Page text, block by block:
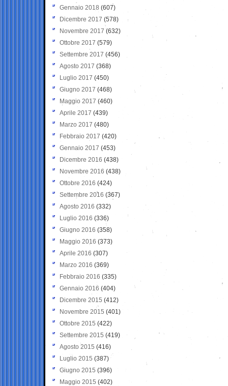
Gennaio 2018 (607)
Dicembre 2017 (578)
Novembre 2017 (632)
Ottobre 2017 (579)
Settembre 2017 (456)
Agosto 2017 (368)
Luglio 2017 (450)
Giugno 2017 (468)
Maggio 2017 (460)
Aprile 2017 (439)
Marzo 2017 (480)
Febbraio 2017 (420)
Gennaio 2017 (453)
Dicembre 2016 (438)
Novembre 2016 (438)
Ottobre 2016 (424)
Settembre 2016 (367)
Agosto 2016 (332)
Luglio 2016 (336)
Giugno 2016 (358)
Maggio 2016 (373)
Aprile 2016 (307)
Marzo 2016 (369)
Febbraio 2016 (335)
Gennaio 2016 (404)
Dicembre 2015 (412)
Novembre 2015 (401)
Ottobre 2015 (422)
Settembre 2015 (419)
Agosto 2015 (416)
Luglio 2015 (387)
Giugno 2015 (396)
Maggio 2015 (402)